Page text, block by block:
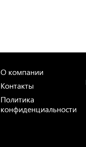
О компании
Контакты
Политика
конфиденциальности